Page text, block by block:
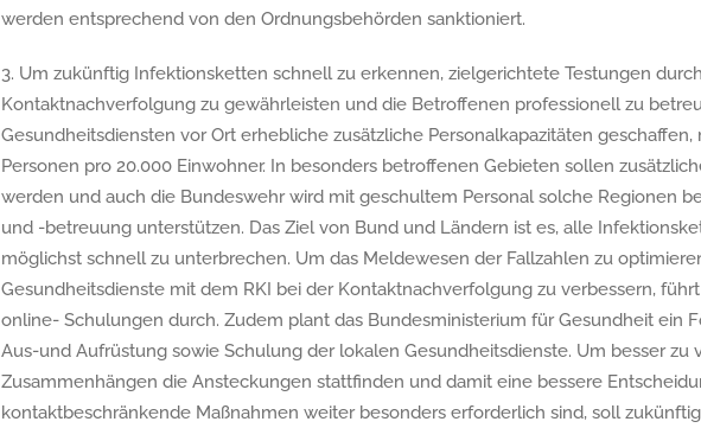
werden entsprechend von den Ordnungsbehörden sanktioniert.
3. Um zukünftig Infektionsketten schnell zu erkennen, zielgerichtete Testungen
Kontaktnachverfolgung zu gewährleisten und die Betroffenen professionell zu
Gesundheitsdiensten vor Ort erhebliche zusätzliche Personalkapazitäten geschaffen,
Personen pro 20.000 Einwohner. In besonders betroffenen Gebieten sollen
werden und auch die Bundeswehr wird mit geschultem Personal solche Regionen
und -betreuung unterstützen. Das Ziel von Bund und Ländern ist es, alle
möglichst schnell zu unterbrechen. Um das Meldewesen der Fallzahlen zu
Gesundheitsdienste mit dem RKI bei der Kontaktnachverfolgung zu verbessern,
online- Schulungen durch. Zudem plant das Bundesministerium für Gesundheit ein
Aus-und Aufrüstung sowie Schulung der lokalen Gesundheitsdienste. Um besser zu
Zusammenhängen die Ansteckungen stattfinden und damit eine bessere
kontaktbeschränkende Maßnahmen weiter besonders erforderlich sind, soll